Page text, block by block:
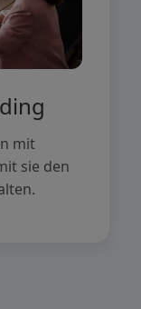
mit
sie den